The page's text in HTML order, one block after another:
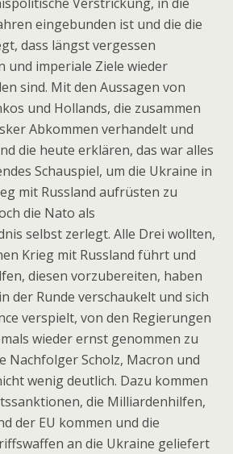
eingebunden ist und die die
dass längst vergessen
und imperiale Ziele wieder
sind. Mit den Aussagen von
und Hollands, die zusammen
Abkommen verhandelt und
die heute erklären, das war alles
Schauspiel, um die Ukraine in
mit Russland aufrüsten zu
die Nato als
selbst zerlegt. Alle Drei wollten,
Krieg mit Russland führt und
diesen vorzubereiten, haben
der Runde verschaukelt und sich
verspielt, von den Regierungen
wieder ernst genommen zu
Nachfolger Scholz, Macron und
wenig deutlich. Dazu kommen
die Milliardenhilfen,
der EU kommen und die
an die Ukraine geliefert